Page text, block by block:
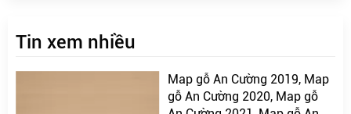
Tin xem nhiều
Map gỗ An Cường 2019, Map
gỗ An Cường 2020, Map gỗ